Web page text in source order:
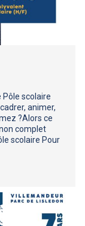
Pôle scolaire
animer,
?Alors ce
complet
scolaire Pour